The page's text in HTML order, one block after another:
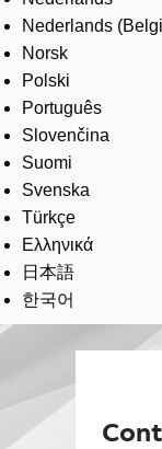
Nederlands
Norsk
Polski
Português
Slovenčina
Suomi
Svenska
Türkçe
Ελληνικά
日本語
한국어